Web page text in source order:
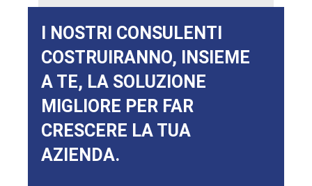
I NOSTRI CONSULENTI
COSTRUIRANNO, INSIEME
A TE, LA SOLUZIONE
MIGLIORE PER FAR
CRESCERE LA TUA
AZIENDA.